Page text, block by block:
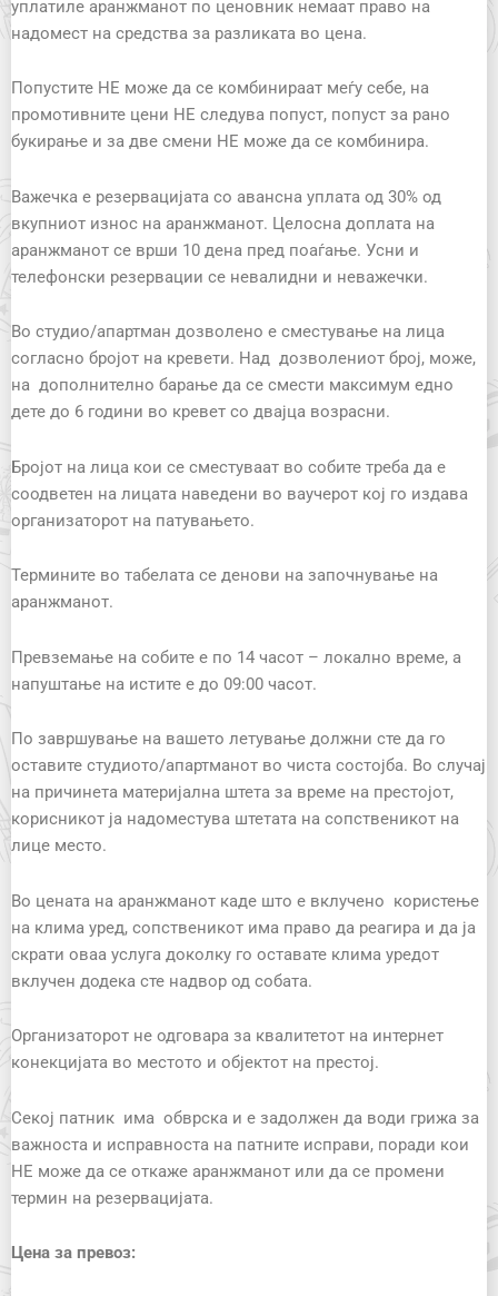
уплатиле аранжманот по ценовник немаат право на
надомест на средства за разликата во цена.
Попустите НЕ можe да се комбинираат меѓу себе, на
промотивните цени НЕ следува попуст, попуст за рано
букирање и за две смени НЕ може да се комбинира.
Важечка е резервацијата со авансна уплата од 30% од
вкупниот износ на аранжманот. Целосна доплата на
аранжманот се врши 10 дена пред поаѓање. Усни и
телефонски резервации се невалидни и неважечки.
Во студио/апартман дозволено е сместување на лица
согласно бројот на кревети. Над дозволениот број, може,
на дополнително барање да се смести максимум едно
дете до 6 години во кревет со двајца возрасни.
Бројот на лица кои се сместуваат во собите треба да е
соодветен на лицата наведени во ваучерот кој го издава
организаторот на патувањето.
Термините во табелата се денови на започнување на
аранжманот.
Превземање на собите е по 14 часот – локално време, а
напуштање на истите е до 09:00 часот.
По завршување на вашето летување должни сте да го
оставите студиото/апартманот во чиста состојба. Во случај
на причинета материјална штета за време на престојот,
корисникот ја надоместува штетата на сопственикот на
лице место.
Во цената на аранжманот каде што е вклучено користење
на клима уред, сопственикот има право да реагира и да ја
скрати оваа услуга доколку го оставате клима уредот
вклучен додека сте надвор од собата.
Организаторот не одговара за квалитетот на интернет
конекцијата во местото и објектот на престој.
Секој патник има обврска и е задолжен да води грижа за
важноста и исправноста на патните исправи, поради кои
НЕ можe да се откаже аранжманот или да се промени
термин на резервацијата.
Цена за превоз: